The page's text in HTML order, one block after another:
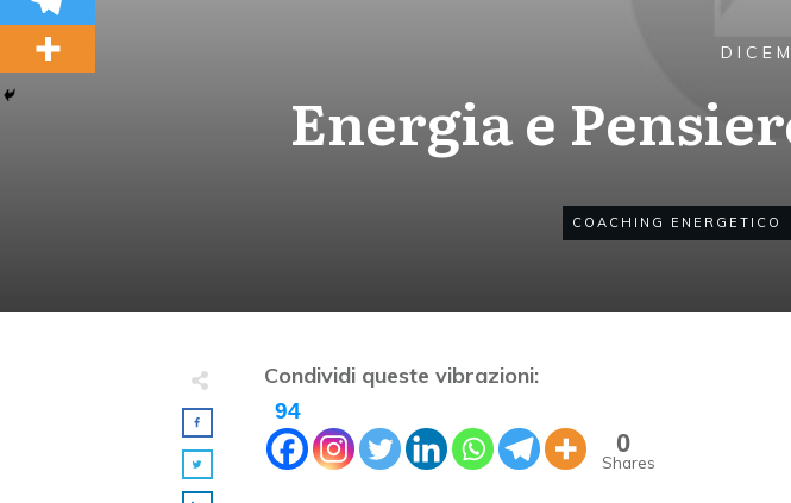
Energia e
COACHING ENERGETICO
Condividi queste vibrazioni:
94
0
Shares